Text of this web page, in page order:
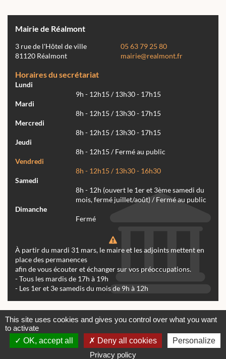
Mairie de Réalmont
3 rue de l'Hôtel de ville
81120 Réalmont
05 63 79 25 80
mairie@realmont.fr
Horaires du secrétariat
Lundi
9h - 12h15 / 13h30 - 17h15
Mardi
8h - 12h15 / 13h30 - 17h15
Mercredi
8h - 12h15 / 13h30 - 17h15
Jeudi
8h - 12h15 / Fermé au public
Vendredi
8h - 12h15 / 13h30 - 16h30
Samedi
8h - 12h (ouvert le 1er et 3ème samedi du
mois, fermé juillet/août) / Fermé au public
Dimanche
Fermé
À partir du mardi 31 mars, le maire et les adjoints mettent en
place des permanences
afin de vous écouter et échanger sur vos préoccupations.
- Tous les mardis de 17h à 19h
- Les 1er et 3e samedis du mois de 9h à 12h
Contactez-nous
Mentions légales
© tous droits réservés Mairie de Réalmont 2024 -
Conception & Réalisation Web RK Création
This site uses cookies and gives you control over what you want
to activate
OK, accept all
Deny all cookies
Personalize
Privacy policy